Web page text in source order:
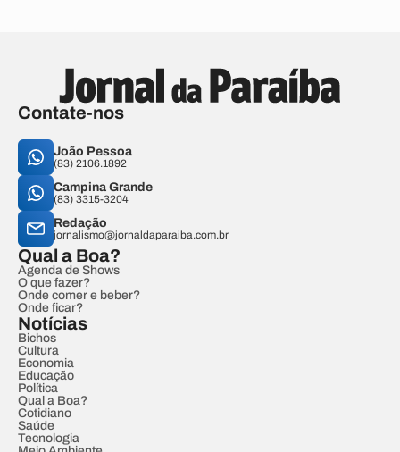
Contate-nos
João Pessoa
(83) 2106.1892
Campina Grande
(83) 3315-3204
Redação
jornalismo@jornaldaparaiba.com.br
Qual a Boa?
Agenda de Shows
O que fazer?
Onde comer e beber?
Onde ficar?
Notícias
Bichos
Cultura
Economia
Educação
Política
Qual a Boa?
Cotidiano
Saúde
Tecnologia